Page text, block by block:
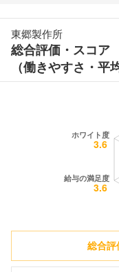
東郷製作所
総合評価・スコア
（働きやすさ・平
総合評